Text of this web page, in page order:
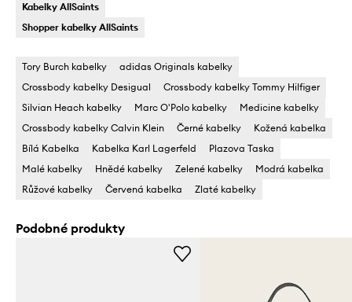
Kabelky AllSaints
Shopper kabelky AllSaints
Tory Burch kabelky
adidas Originals kabelky
Crossbody kabelky Desigual
Crossbody kabelky Tommy Hilfiger
Silvian Heach kabelky
Marc O'Polo kabelky
Medicine kabelky
Crossbody kabelky Calvin Klein
Černé kabelky
Kožená kabelka
Bílá Kabelka
Kabelka Karl Lagerfeld
Plazova Taska
Malé kabelky
Hnědé kabelky Zelené kabelky
Modrá kabelka
Růžové kabelky
Červená kabelka Zlaté kabelky
Podobné produkty